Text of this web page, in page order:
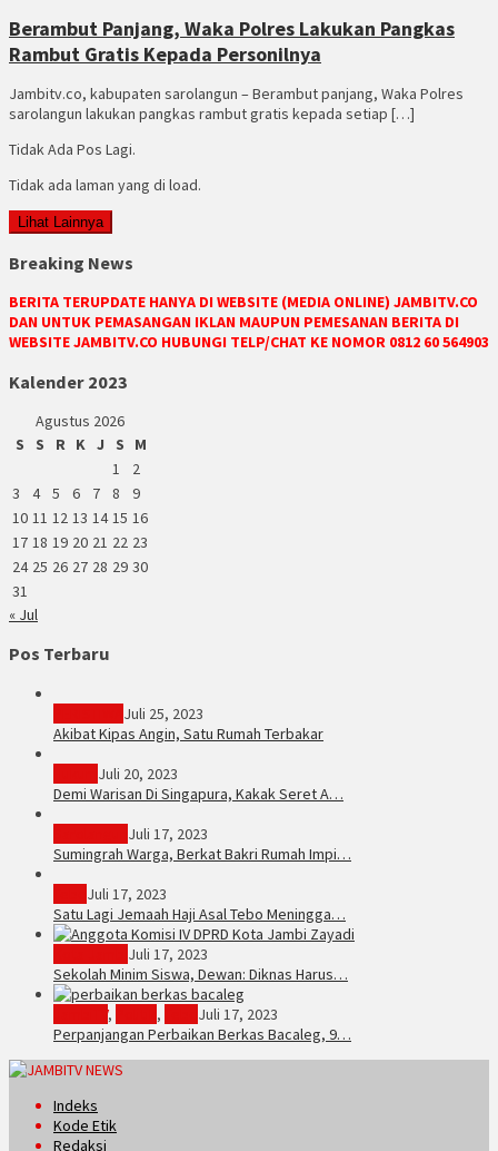
Berambut Panjang, Waka Polres Lakukan Pangkas
Rambut Gratis Kepada Personilnya
Jambitv.co, kabupaten sarolangun – Berambut panjang, Waka Polres
sarolangun lakukan pangkas rambut gratis kepada setiap […]
Tidak Ada Pos Lagi.
Tidak ada laman yang di load.
Lihat Lainnya
Breaking News
BERITA TERUPDATE HANYA DI WEBSITE (MEDIA ONLINE) JAMBITV.CO
DAN UNTUK PEMASANGAN IKLAN MAUPUN PEMESANAN BERITA DI
WEBSITE JAMBITV.CO HUBUNGI TELP/CHAT KE NOMOR 0812 60 564903
Kalender 2023
Agustus 2026
S
S R K J S
M
1
2
3
4 5 6 7 8
9
10 11 12 13 14 15 16
17 18 19 20 21 22 23
24 25 26 27 28 29 30
31
« Jul
Pos Terbaru
Juli 25, 2023
Akibat Kipas Angin, Satu Rumah Terbakar
Juli 20, 2023
Demi Warisan Di Singapura, Kakak Seret A…
Juli 17, 2023
Sumingrah Warga, Berkat Bakri Rumah Impi…
Juli 17, 2023
Satu Lagi Jemaah Haji Asal Tebo Meningga…
Juli 17, 2023
Sekolah Minim Siswa, Dewan: Diknas Harus…
, ,
Juli 17, 2023
Perpanjangan Perbaikan Berkas Bacaleg, 9…
Indeks
Kode Etik
Redaksi